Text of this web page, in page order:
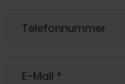
Telefonnummer
E-Mail *